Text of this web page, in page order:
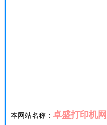
本网站名称： 卓盛打印机网